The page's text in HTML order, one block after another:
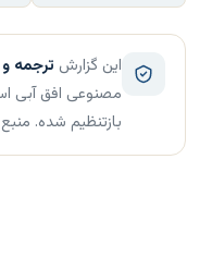
این گزارش ترجمه
مصنوعی افق آبی
بازتنظیم شده.